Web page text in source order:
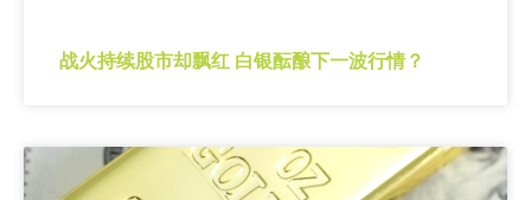
战火持续股市却飘红 白银酝酿下一波行情？